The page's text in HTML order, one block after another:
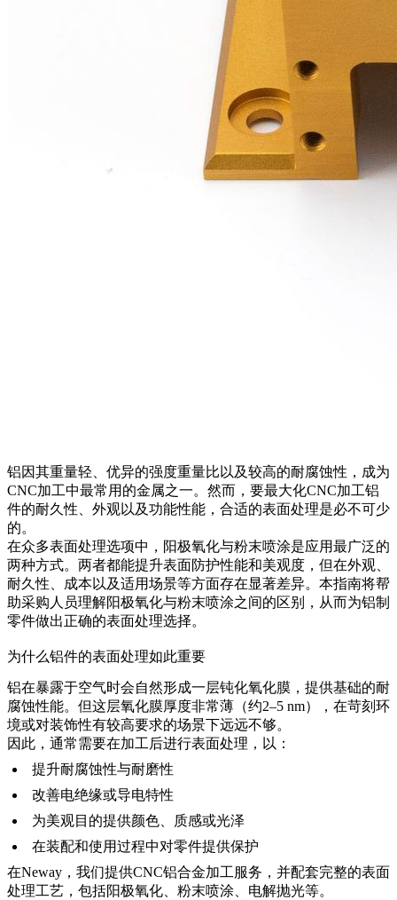
铝因其重量轻、优异的强度重量比以及较高的耐腐蚀性，成为
CNC加工中最常用的金属之一。然而，要最大化CNC加工铝
件的耐久性、外观以及功能性能，合适的表面处理是必不可少
的。
在众多表面处理选项中，阳极氧化与粉末喷涂是应用最广泛的
两种方式。两者都能提升表面防护性能和美观度，但在外观、
耐久性、成本以及适用场景等方面存在显著差异。本指南将帮
助采购人员理解阳极氧化与粉末喷涂之间的区别，从而为铝制
零件做出正确的表面处理选择。
为什么铝件的表面处理如此重要
铝在暴露于空气时会自然形成一层钝化氧化膜，提供基础的耐
腐蚀性能。但这层氧化膜厚度非常薄（约2–5 nm），在苛刻环
境或对装饰性有较高要求的场景下远远不够。
因此，通常需要在加工后进行表面处理，以：
提升耐腐蚀性与耐磨性
改善电绝缘或导电特性
为美观目的提供颜色、质感或光泽
在装配和使用过程中对零件提供保护
在Neway ，我们提供CNC铝合金加工服务 ，并配套完整的表面
处理工艺 ，包括阳极氧化、粉末喷涂、电解抛光等。